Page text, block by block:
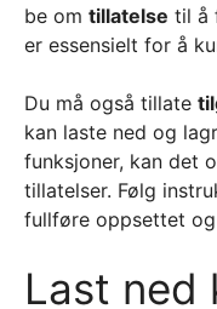
be om tillatelse til å
er essensielt for å
Du må også tillate
kan laste ned og
funksjoner, kan det
tillatelser. Følg
fullføre oppsettet
Last ned